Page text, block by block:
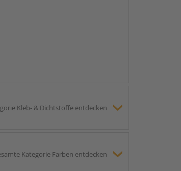
Kleb- & Dichtstoffe entdecken
Kategorie Farben entdecken